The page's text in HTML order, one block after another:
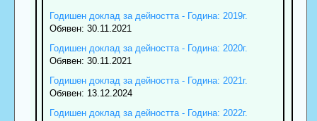
Годишен доклад за дейността - Година: 2019г.
Обявен: 30.11.2021
Годишен доклад за дейността - Година: 2020г.
Обявен: 30.11.2021
Годишен доклад за дейността - Година: 2021г.
Обявен: 13.12.2024
Годишен доклад за дейността - Година: 2022г.